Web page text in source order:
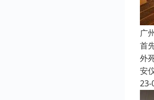
广
首
外
安
23-